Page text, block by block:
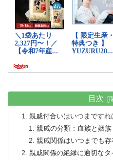
目次
親戚付合いはいつまですれ
親戚の分類：血族と姻族
親戚関係はいつまでも存
親戚関係の絶縁に適切な